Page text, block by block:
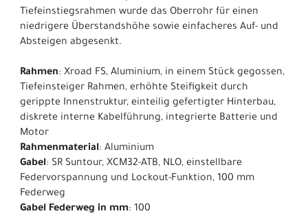
Tiefeinstiegsrahmen wurde das Oberrohr für einen
niedrigere Überstandshöhe sowie einfacheres Auf- und
Absteigen abgesenkt.
Rahmen: Xroad FS, Aluminium, in einem Stück gegossen,
Tiefeinsteiger Rahmen, erhöhte Steifigkeit durch
gerippte Innenstruktur, einteilig gefertigter Hinterbau,
diskrete interne Kabelführung, integrierte Batterie und
Motor
Rahmenmaterial: Aluminium
Gabel: SR Suntour, XCM32-ATB, NLO, einstellbare
Federvorspannung und Lockout-Funktion, 100 mm
Federweg
Gabel Federweg in mm: 100